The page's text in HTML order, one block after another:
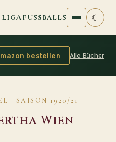
☾
bestellen Alle Bücher
· SAISON 1920/21
Wien